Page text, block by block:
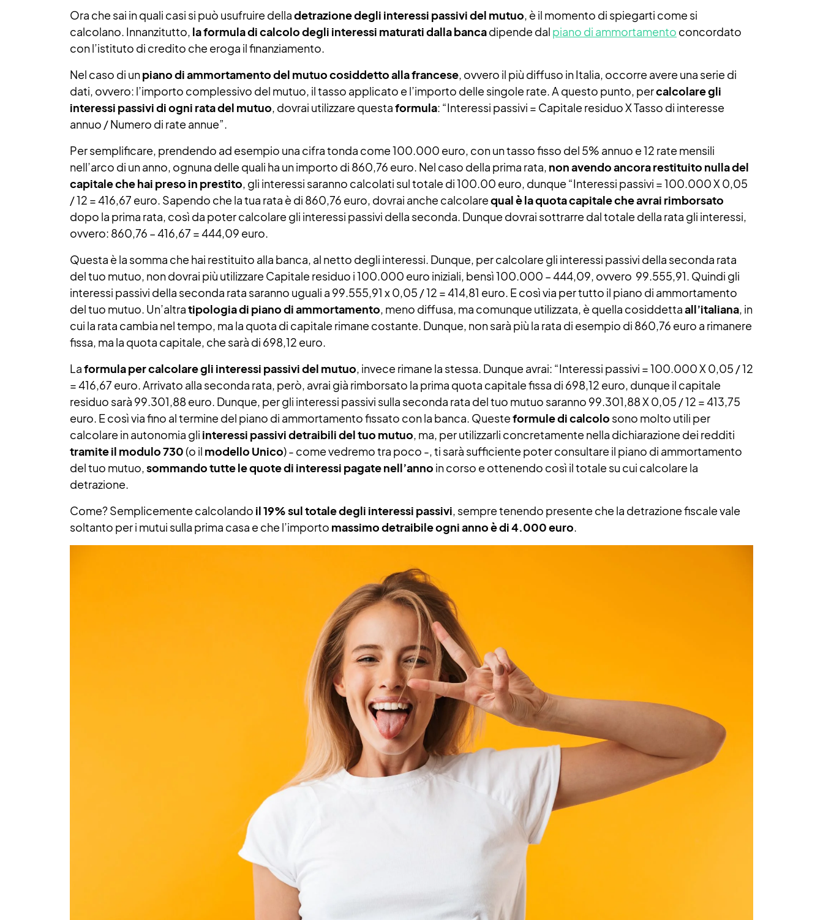
Ora che sai in quali casi si può usufruire delladetrazione degli interessi passivi del mutuo, è il momento di spiegarti come si
calcolano. Innanzitutto, la formula di calcolo degli interessi maturati dalla bancadipende dal piano di ammortamento concordato
con l’istituto di credito che eroga il finanziamento.
Nel caso di unpiano di ammortamento del mutuo cosiddetto alla francese, ovvero il più diffuso in Italia, occorre avere una serie di
dati, ovvero: l’importo complessivo del mutuo, il tasso applicato e l’importo delle singole rate. A questo punto, percalcolare gli
interessi passivi di ogni rata del mutuo, dovrai utilizzare questaformula: “Interessi passivi = Capitale residuo X Tasso di interesse
annuo / Numero di rate annue”.
Per semplificare, prendendo ad esempio una cifra tonda come 100.000 euro, con un tasso fisso del 5% annuo e 12 rate mensili
nell’arco di un anno, ognuna delle quali ha un importo di 860,76 euro. Nel caso della prima rata, non avendo ancora restituito nulla del
capitale che hai preso in prestito, gli interessi saranno calcolati sul totale di 100.00 euro, dunque “Interessi passivi = 100.000 X 0,05
/ 12 = 416,67 euro. Sapendo che la tua rata è di 860,76 euro, dovrai anche calcolarequal è la quota capitale che avrai rimborsato
dopo la prima rata, così da poter calcolare gli interessi passivi della seconda. Dunque dovrai sottrarre dal totale della rata gli interessi,
ovvero: 860,76 – 416,67 = 444,09 euro.
Questa è la somma che hai restituito alla banca, al netto degli interessi. Dunque, per calcolare gli interessi passivi della seconda rata
del tuo mutuo, non dovrai più utilizzare Capitale residuo i 100.000 euro iniziali, bensì 100.000 – 444,09, ovvero 99.555,91. Quindi gli
interessi passivi della seconda rata saranno uguali a 99.555,91 x 0,05 / 12 = 414,81 euro. E così via per tutto il piano di ammortamento
del tuo mutuo. Un’altratipologia di piano di ammortamento, meno diffusa, ma comunque utilizzata, è quella cosiddettaall’italiana, in
cui la rata cambia nel tempo, ma la quota di capitale rimane costante. Dunque, non sarà più la rata di esempio di 860,76 euro a rimanere
fissa, ma la quota capitale, che sarà di 698,12 euro.
Laformula per calcolare gli interessi passivi del mutuo, invece rimane la stessa. Dunque avrai: “Interessi passivi = 100.000 X 0,05 / 12
= 416,67 euro. Arrivato alla seconda rata, però, avrai già rimborsato la prima quota capitale fissa di 698,12 euro, dunque il capitale
residuo sarà 99.301,88 euro. Dunque, per gli interessi passivi sulla seconda rata del tuo mutuo saranno 99.301,88 X 0,05 / 12 = 413,75
euro. E così via fino al termine del piano di ammortamento fissato con la banca. Questeformule di calcolo sono molto utili per
calcolare in autonomia gli interessi passivi detraibili del tuo mutuo, ma, per utilizzarli concretamente nella dichiarazione dei redditi
tramite il modulo 730(o il modello Unico) - come vedremo tra poco -, ti sarà sufficiente poter consultare il piano di ammortamento
del tuo mutuo,sommando tutte le quote di interessi pagate nell’anno in corso e ottenendo così il totale su cui calcolare la
detrazione.
Come? Semplicemente calcolando il 19% sul totale degli interessi passivi, sempre tenendo presente che la detrazione fiscale vale
soltanto per i mutui sulla prima casa e che l’importo massimo detraibile ogni anno è di 4.000 euro.